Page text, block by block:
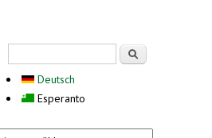
Deutsch
Esperanto